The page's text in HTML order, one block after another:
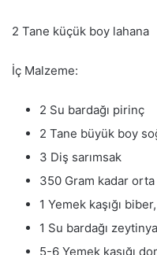
2 Tane küçük boy lahana
İç Malzeme:
2 Su bardağı pirinç
2 Tane büyük boy
3 Diş sarımsak
350 Gram kadar orta
1 Yemek kaşığı
1 Su bardağı
5-6 Yemek kaşığı